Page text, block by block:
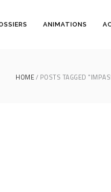
ANIMATIONS
HOME POSTS TAGGED